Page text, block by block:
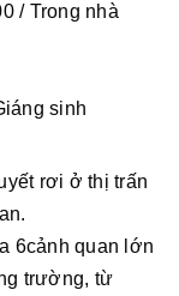
/ Trong nhà
sinh
trường, từ